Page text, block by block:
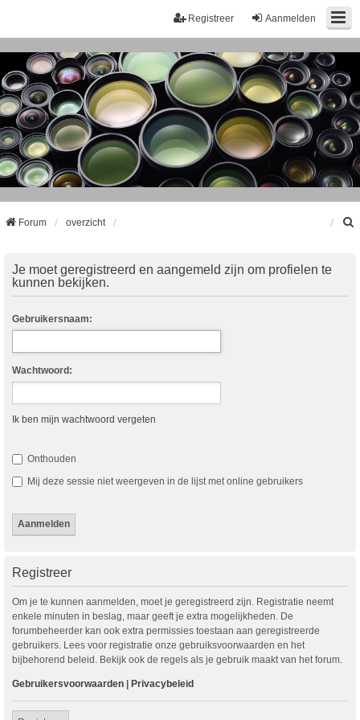
Aanmelden
Registreer
Forum overzicht
Je moet geregistreerd en aangemeld zijn om profielen te
kunnen bekijken.
Gebruikersnaam:
Wachtwoord:
Ik ben mijn wachtwoord vergeten
Onthouden
Mij deze sessie niet weergeven in de lijst met online gebruikers
Registreer
Om je te kunnen aanmelden, moet je geregistreerd zijn. Registratie neemt
enkele minuten in beslag, maar geeft je extra mogelijkheden. De
forumbeheerder kan ook extra permissies toestaan aan geregistreerde
gebruikers. Lees voor registratie onze gebruiksvoorwaarden en het
bijbehorend beleid. Bekijk ook de regels als je gebruik maakt van het forum.
Gebruikersvoorwaarden | Privacybeleid